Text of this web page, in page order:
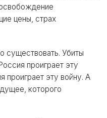
цены, страх
существовать. Убиты
проиграет эту
проиграет эту войну. А
которого